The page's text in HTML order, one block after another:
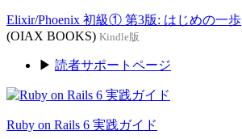
Elixir/Phoenix 初級① 第3版: はじめの一歩
(OIAX BOOKS) Kindle版
▶ 読者サポートページ
Ruby on Rails 6 実践ガイド